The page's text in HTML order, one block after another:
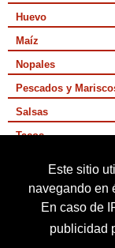
Este sitio
navegando en
En caso de
publicidad
Huevo
Maíz
Nopales
Pescados y
Salsas
Tacos
Vegetarianas